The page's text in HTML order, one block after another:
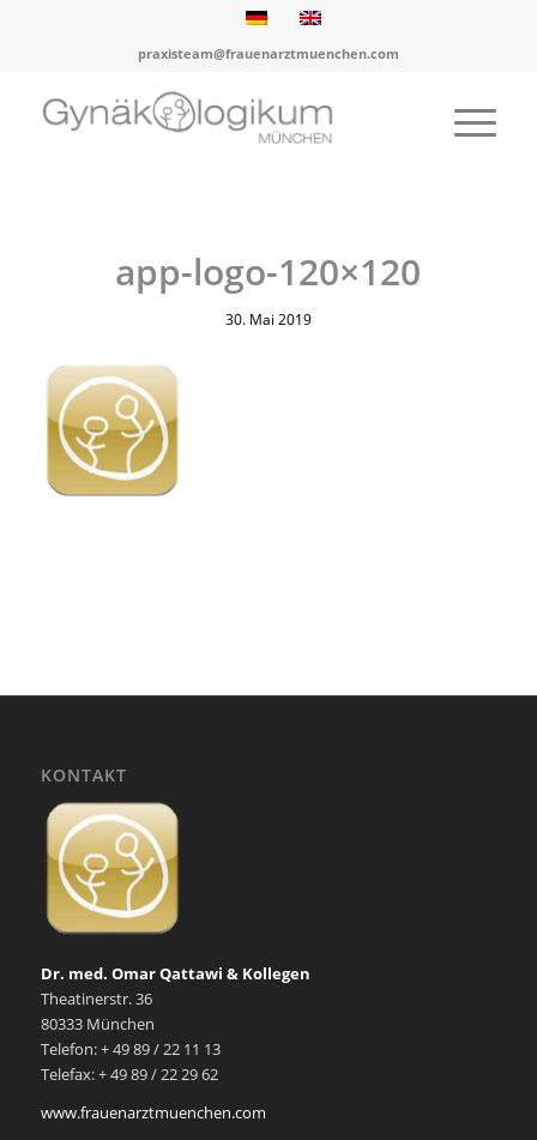
praxisteam@frauenarztmuenchen.com
app-logo-120×120
30. Mai 2019
KONTAKT
Dr. med. Omar Qattawi & Kollegen
Theatinerstr. 36
80333 München
Telefon: + 49 89 / 22 11 13
Telefax: + 49 89 / 22 29 62
www.frauenarztmuenchen.com